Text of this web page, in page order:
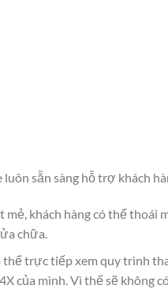
sẵn sàng hỗ trợ khách
mẻ, khách hàng có thể thoái
chữa.
thể trực tiếp xem quy trình
của mình. Vì thế sẽ không